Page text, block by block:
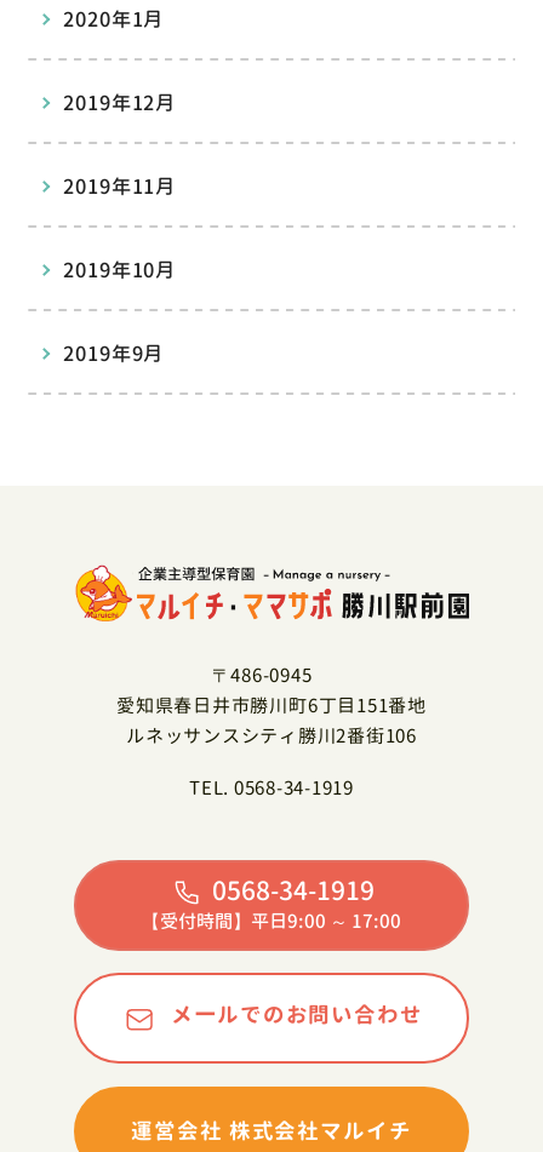
2020年1月
2019年12月
2019年11月
2019年10月
2019年9月
〒486-0945
愛知県春日井市勝川町6丁目151番地
ルネッサンスシティ勝川2番街106
TEL. 0568-34-1919
0568-34-1919
【受付時間】平日9:00 ～ 17:00
メールでのお問い合わせ
運営会社 株式会社マルイチ